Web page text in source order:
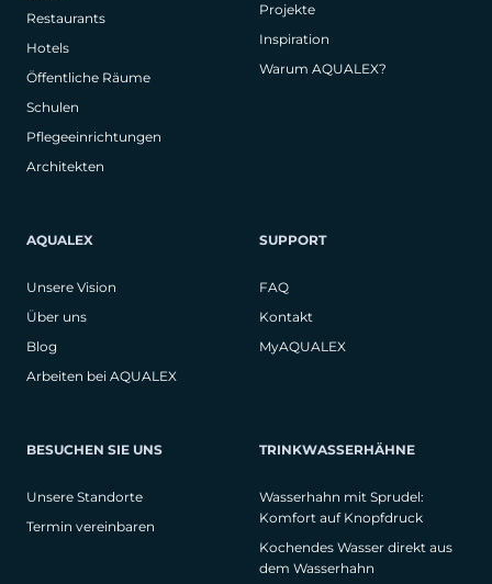
Restaurants
Hotels
Öffentliche Räume
Schulen
Pflegeeinrichtungen
Architekten
Projekte
Inspiration
Warum AQUALEX?
AQUALEX
Unsere Vision
Über uns
Blog
Arbeiten bei AQUALEX
SUPPORT
FAQ
Kontakt
MyAQUALEX
BESUCHEN SIE UNS
Unsere Standorte
Termin vereinbaren
TRINKWASSERHÄHNE
Wasserhahn mit Sprudel:
Komfort auf Knopfdruck
Kochendes Wasser direkt aus
dem Wasserhahn